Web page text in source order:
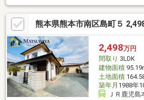
会社の新着・未公開物件情報②【提案力】
様の比較や住宅ローンの審査のコツも把握
ライフプランシミュレーションFPへの家計
【アフターサポート】▼税金面等のアドバ
や住宅ローン控除のご案内やご相談もお任
フターサポートお引渡し後のメンテナンス
的な売却・賃貸等の運用サポート！
熊本県熊本市南区島町５
2,498万円
間取り 3LDK
建物面積
土地面積
築年月 1988年
ＪＲ鹿児島